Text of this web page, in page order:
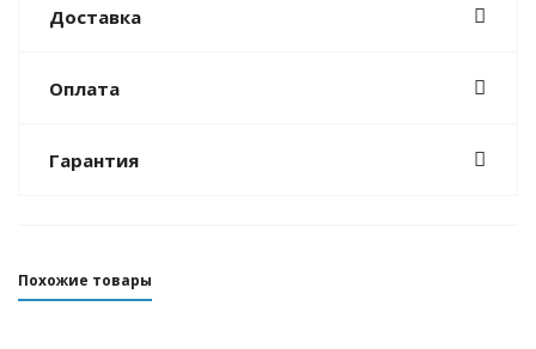
Доставка
Оплата
Гарантия
Похожие товары